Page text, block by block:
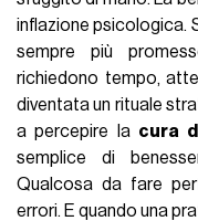
inflazione psicologica.
sempre più
richiedono tempo,
diventata un rituale
a percepire la cura
semplice di
Qualcosa da fare
errori. E quando una